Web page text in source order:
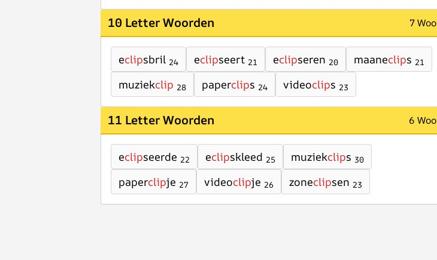
10 Letter Woorden 7
eclipsbril 24 eclipseert 21 eclipseren 20 maaneclips 21
muziekclip 28 paperclips 24 videoclips 23
11 Letter Woorden 6
eclipseerde 22 eclipskleed 25 muziekclips 30
paperclipje 27 videoclipje 26 zoneclipsen 23